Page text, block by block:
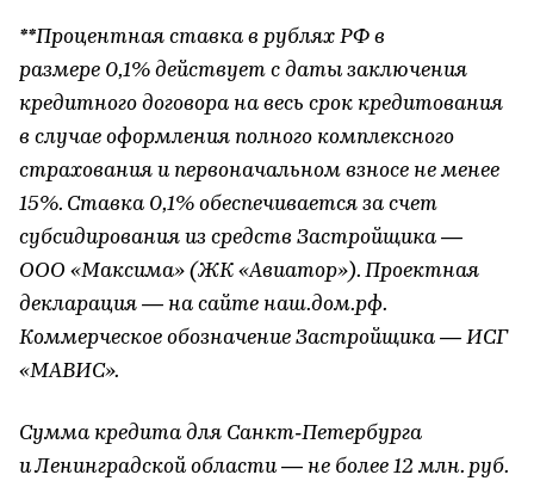
**Процентная ставка в рублях РФ в
размере 0,1% действует с даты заключения
кредитного договора на весь срок кредитования
в случае оформления полного комплексного
страхования и первоначальном взносе не менее
15%. Ставка 0,1% обеспечивается за счет
субсидирования из средств Застройщика —
ООО «Максима» (ЖК «Авиатор»). Проектная
декларация — на сайте наш.дом.рф.
Коммерческое обозначение Застройщика — ИСГ
«МАВИС».
Сумма кредита для Санкт‐Петербурга
и Ленинградской области — не более 12 млн. руб.